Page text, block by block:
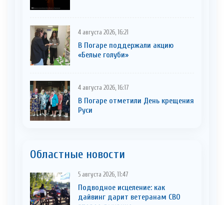
4 августа 2026, 16:21
В Погаре поддержали акцию
«Белые голуби»
4 августа 2026, 16:17
В Погаре отметили День крещения
Руси
Областные новости
5 августа 2026, 11:47
Подводное исцеление: как
дайвинг дарит ветеранам СВО